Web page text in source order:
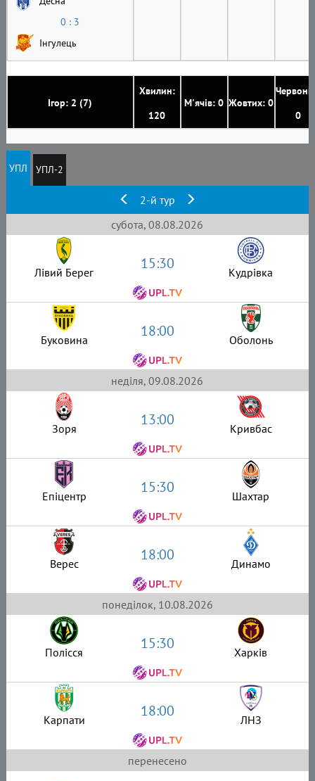
Ігор: 2 (7)
Хвилин:
120
М'ячів: 0 Жовтих: 0
0
0 : 3
Інгулець
УПЛ УПЛ-2
2-й тур
субота, 08.08.2026
Лівий Берег 15:30 Кудрівка
Буковина 18:00 Оболонь
неділя, 09.08.2026
Зоря 13:00 Кривбас
Епіцентр 15:30 Шахтар
Верес 18:00 Динамо
понеділок, 10.08.2026
Полісся 15:30 Харків
Карпати 18:00 ЛНЗ
перенесено